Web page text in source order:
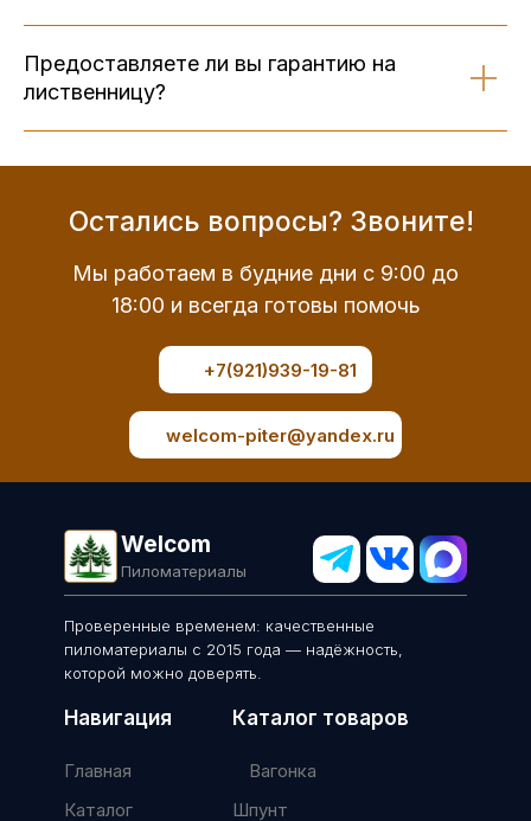
Предоставляете ли вы гарантию на
лиственницу?
Остались вопросы? Звоните!
+7(921)939-19-81
welcom-piter@yandex.ru
Мы работаем в будние дни с 9:00 до
18:00 и всегда готовы помочь
Welcom
Пиломатериалы
Навигация
Главная
Каталог
Вагонка
Шпунт
Каталог товаров
Проверенные временем: качественные
пиломатериалы с 2015 года — надёжность,
которой можно доверять.